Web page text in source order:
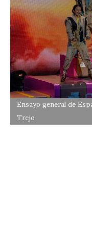
Ensayo general de
Trejo